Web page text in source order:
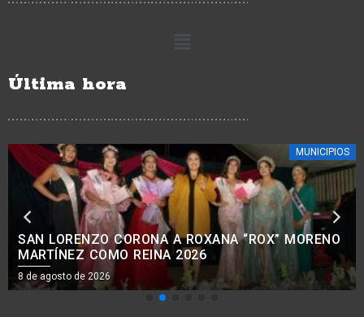
Última hora
ESTATALES
EE. UU. REANUDARÁ EXPORTACIÓN DE AGUACATE
A PARTIR DE MAÑANA 8 DE AGOSTO: BEDOLLA.
7 de agosto de 2026